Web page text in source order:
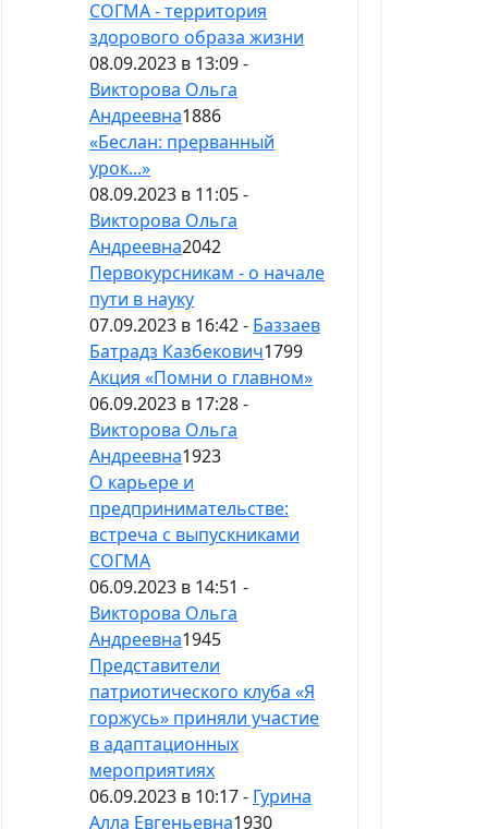
СОГМА - территория
здорового образа жизни
08.09.2023 в 13:09 -
Викторова Ольга
Андреевна1886
«Беслан: прерванный
урок...»
08.09.2023 в 11:05 -
Викторова Ольга
Андреевна2042
Первокурсникам - о начале
пути в науку
07.09.2023 в 16:42 - Баззаев
Батрадз Казбекович1799
Акция «Помни о главном»
06.09.2023 в 17:28 -
Викторова Ольга
Андреевна1923
О карьере и
предпринимательстве:
встреча с выпускниками
СОГМА
06.09.2023 в 14:51 -
Викторова Ольга
Андреевна1945
Представители
патриотического клуба «Я
горжусь» приняли участие
в адаптационных
мероприятиях
06.09.2023 в 10:17 - Гурина
Алла Евгеньевна1930